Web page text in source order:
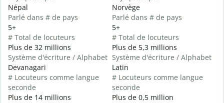
Népal
Parlé dans # de pays
5+
# Total de locuteurs
Plus de 32 millions
Système d'écriture / Alphabet
Devanagari
# Locuteurs comme langue
seconde
Plus de 14 millions
Norvège
Parlé dans # de pays
5+
# Total de locuteurs
Plus de 5,3 millions
Système d'écriture / Alphabet
Latin
# Locuteurs comme langue
seconde
Plus de 0,5 million